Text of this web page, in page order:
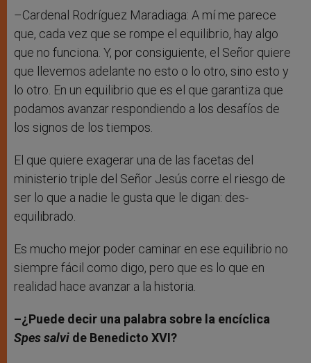
–Cardenal Rodríguez Maradiaga: A mí me parece
que, cada vez que se rompe el equilibrio, hay algo
que no funciona. Y, por consiguiente, el Señor quiere
que llevemos adelante no esto o lo otro, sino esto y
lo otro. En un equilibrio que es el que garantiza que
podamos avanzar respondiendo a los desafíos de
los signos de los tiempos.
El que quiere exagerar una de las facetas del
ministerio triple del Señor Jesús corre el riesgo de
ser lo que a nadie le gusta que le digan: des-
equilibrado.
Es mucho mejor poder caminar en ese equilibrio no
siempre fácil como digo, pero que es lo que en
realidad hace avanzar a la historia.
–¿Puede decir una palabra sobre la encíclica
Spes salvi de Benedicto XVI?